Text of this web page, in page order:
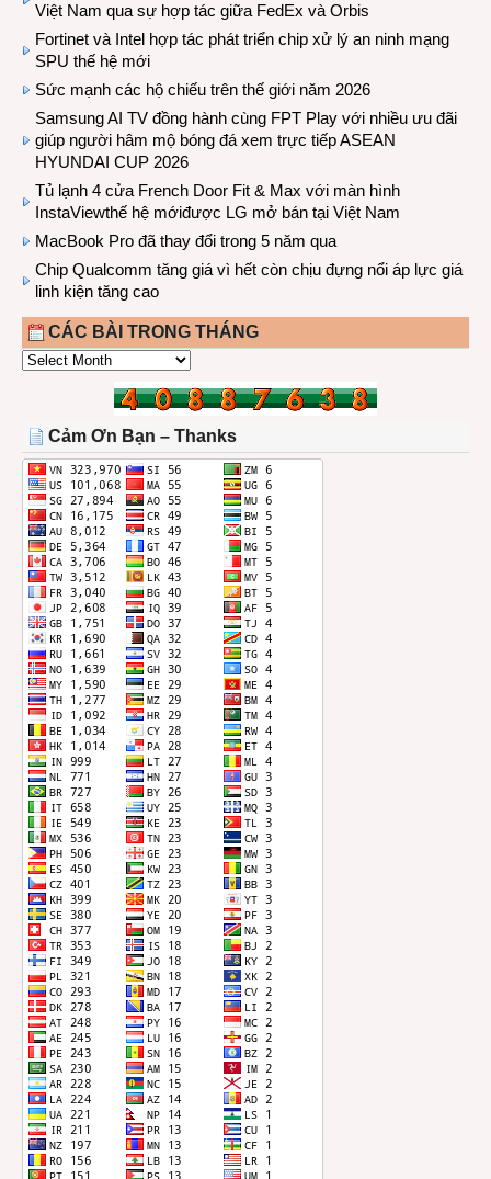
Việt Nam qua sự hợp tác giữa FedEx và Orbis
Fortinet và Intel hợp tác phát triển chip xử lý an ninh mạng
SPU thế hệ mới
Sức mạnh các hộ chiếu trên thế giới năm 2026
Samsung AI TV đồng hành cùng FPT Play với nhiều ưu đãi
giúp người hâm mộ bóng đá xem trực tiếp ASEAN
HYUNDAI CUP 2026
Tủ lạnh 4 cửa French Door Fit & Max với màn hình
InstaViewthế hệ mớiđược LG mở bán tại Việt Nam
MacBook Pro đã thay đổi trong 5 năm qua
Chip Qualcomm tăng giá vì hết còn chịu đựng nổi áp lực giá
linh kiện tăng cao
CÁC BÀI TRONG THÁNG
CÁC
THÁNG
Cảm Ơn Bạn – Thanks